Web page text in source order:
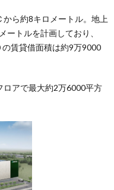
ら約8キロメートル。地上
ートルを計画しており、
賃貸借面積は約9万9000
アで最大約2万6000平方